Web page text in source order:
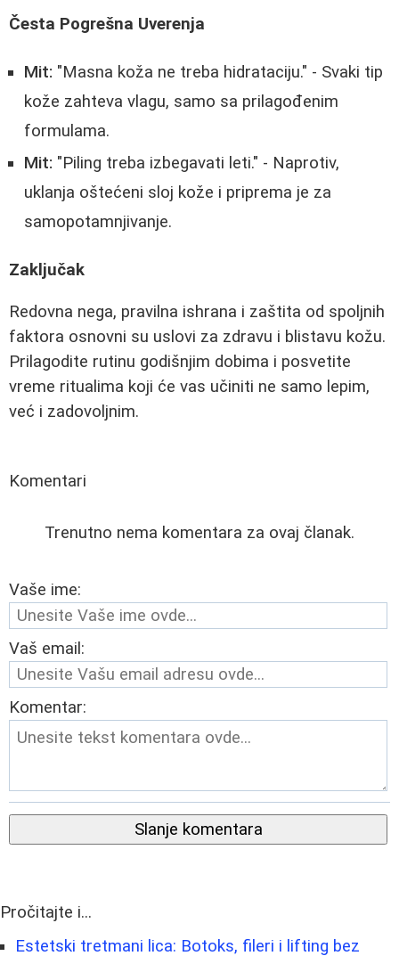
Česta Pogrešna Uverenja
Mit: "Masna koža ne treba hidrataciju." - Svaki tip
kože zahteva vlagu, samo sa prilagođenim
formulama.
Mit: "Piling treba izbegavati leti." - Naprotiv,
uklanja oštećeni sloj kože i priprema je za
samopotamnjivanje.
Zaključak
Redovna nega, pravilna ishrana i zaštita od spoljnih
faktora osnovni su uslovi za zdravu i blistavu kožu.
Prilagodite rutinu godišnjim dobima i posvetite
vreme ritualima koji će vas učiniti ne samo lepim,
već i zadovoljnim.
Komentari
Trenutno nema komentara za ovaj članak.
Vaše ime:
Vaš email:
Komentar:
Slanje komentara
Pročitajte i...
Estetski tretmani lica: Botoks, fileri i lifting bez